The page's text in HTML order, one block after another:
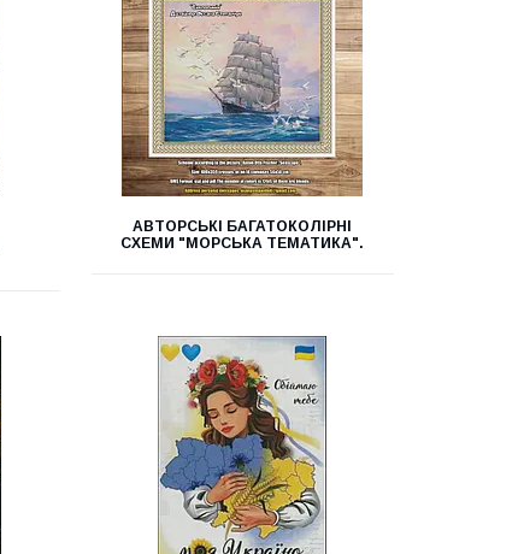
АВТОРСЬКІ БАГАТОКОЛІРНІ
СХЕМИ "МОРСЬКА ТЕМАТИКА".